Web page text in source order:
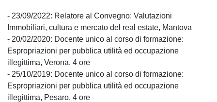
- 23/09/2022: Relatore al Convegno: Valutazioni
Immobiliari, cultura e mercato del real estate, Mantova
- 20/02/2020: Docente unico al corso di formazione:
Espropriazioni per pubblica utilità ed occupazione
illegittima, Verona, 4 ore
- 25/10/2019: Docente unico al corso di formazione:
Espropriazioni per pubblica utilità ed occupazione
illegittima, Pesaro, 4 ore